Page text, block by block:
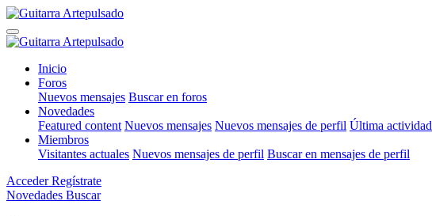
Inicio
Foros
Nuevos mensajes Buscar en foros
Novedades
Featured content Nuevos mensajes Nuevos mensajes de perfil Última actividad
Miembros
Visitantes actuales Nuevos mensajes de perfil Buscar en mensajes de perfil
Acceder Regístrate
Novedades Buscar